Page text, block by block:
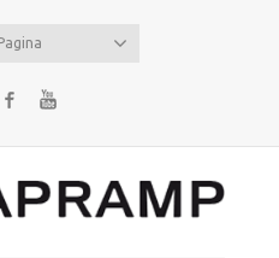
Facebook